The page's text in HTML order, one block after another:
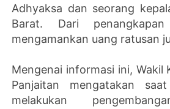
Adhyaksa dan seorang
Barat. Dari
mengamankan uang ratusan
Mengenai informasi ini, Wakil
Panjaitan mengatakan
melakukan